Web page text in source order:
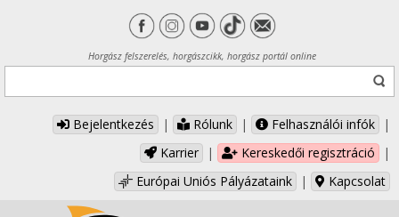
Horgász felszerelés, horgászcikk, horgász portál online
Bejelentkezés | Rólunk | Felhasználói infók
|
Karrier
| Kereskedői regisztráció
|
Európai Uniós Pályázataink
| Kapcsolat